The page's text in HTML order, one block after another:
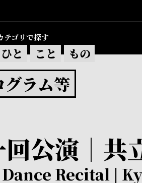
大野一雄・大野慶人デジタルア
アーカイヴ資料検索
テゴリで探す
ひと こと もの
ラム等
公演｜共
Recital |